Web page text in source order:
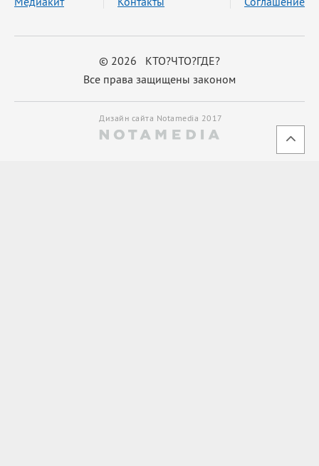
© 2026 КТО?ЧТО?ГДЕ?
Все права защищены законом
Дизайн сайта Notamedia 2017